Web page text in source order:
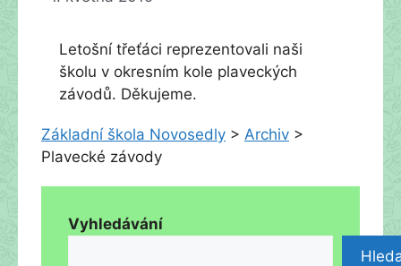
Letošní třeťáci reprezentovali naši
školu v okresním kole plaveckých
závodů. Děkujeme.
Základní škola Novosedly > Archiv >
Plavecké závody
Vyhledávání